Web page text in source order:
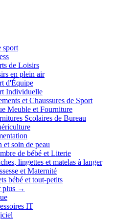
sport
de Loisirs
en plein air
d'Équipe
Individuelle
et Chaussures de Sport
Meuble et Fourniture
Scolaires de Bureau
et soin de peau
de bébé et Literie
lingettes et matelas à langer
et Maternité
bébé et tout-petits
plus →
IT